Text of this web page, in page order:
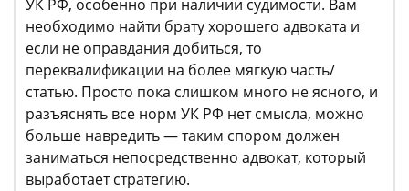
УК РФ, особенно при наличии судимости. Вам
необходимо найти брату хорошего адвоката и
если не оправдания добиться, то
переквалификации на более мягкую часть/
статью. Просто пока слишком много не ясного, и
разъяснять все норм УК РФ нет смысла, можно
больше навредить — таким спором должен
заниматься непосредственно адвокат, который
выработает стратегию.